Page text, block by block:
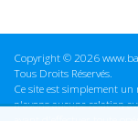
Copyright © 2026
Tous Droits Réservés.
Ce site est simplement
n'avons aucune relation